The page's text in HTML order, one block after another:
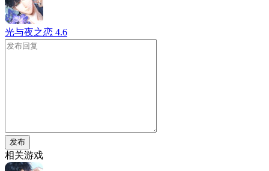
光与夜之恋 4.6
发布
相关游戏